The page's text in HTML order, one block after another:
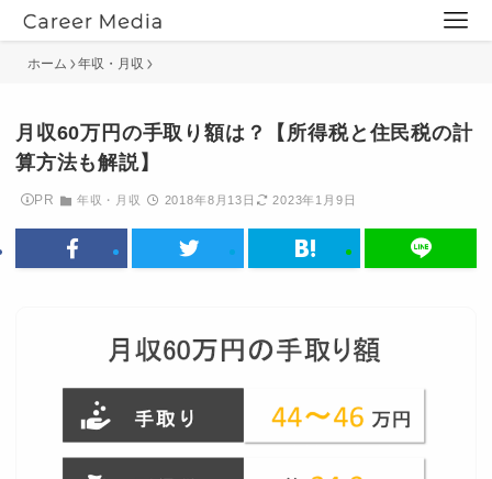
ホーム 年収・月収
月収60万円の手取り額は？【所得税と住民税の計
算方法も解説】
PR 年収・月収 2018年8月13日 2023年1月9日